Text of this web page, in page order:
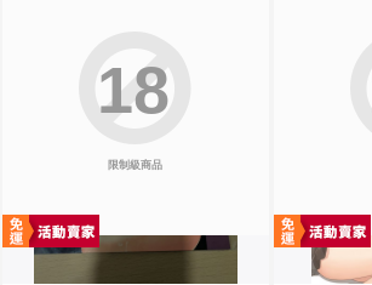
限制級商品
18